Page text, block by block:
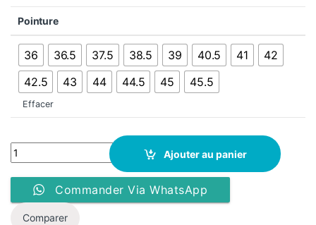
Pointure
36 36.5 37.5 38.5 39 40.5 41
42
42.5
43 44 44.5 45 45.5
Effacer
Basket Reebok Vector Smash Edge S Unisexe - GZ6127 - Blanc
Ajouter au panier
Commander Via WhatsApp
Comparer